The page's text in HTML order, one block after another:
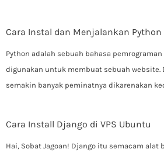
Cara Instal dan Menjalankan Python
Python adalah sebuah bahasa
digunakan untuk membuat sebuah website.
semakin banyak peminatnya dikarenakan
Cara Install Django di VPS Ubuntu
Hai, Sobat Jagoan! Django itu semacam alat